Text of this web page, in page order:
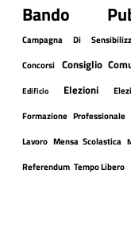
Bando
Campagna Di
Concorsi Consiglio
Edificio Elezioni
Formazione Professionale
Lavoro Mensa Scolastica
Referendum Tempo Libero